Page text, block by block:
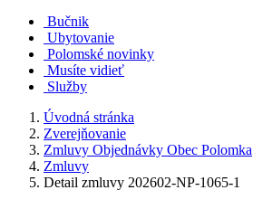
Bučnik
Ubytovanie
Polomské novinky
Musíte vidieť
Služby
Úvodná stránka
Zverejňovanie
Zmluvy Objednávky Obec Polomka
Zmluvy
Detail zmluvy 202602-NP-1065-1